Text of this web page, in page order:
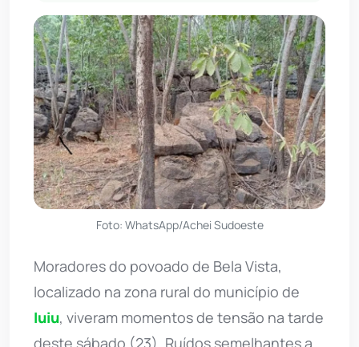
Foto: WhatsApp/Achei Sudoeste
Moradores do povoado de Bela Vista,
localizado na zona rural do município de
Iuiu, viveram momentos de tensão na tarde